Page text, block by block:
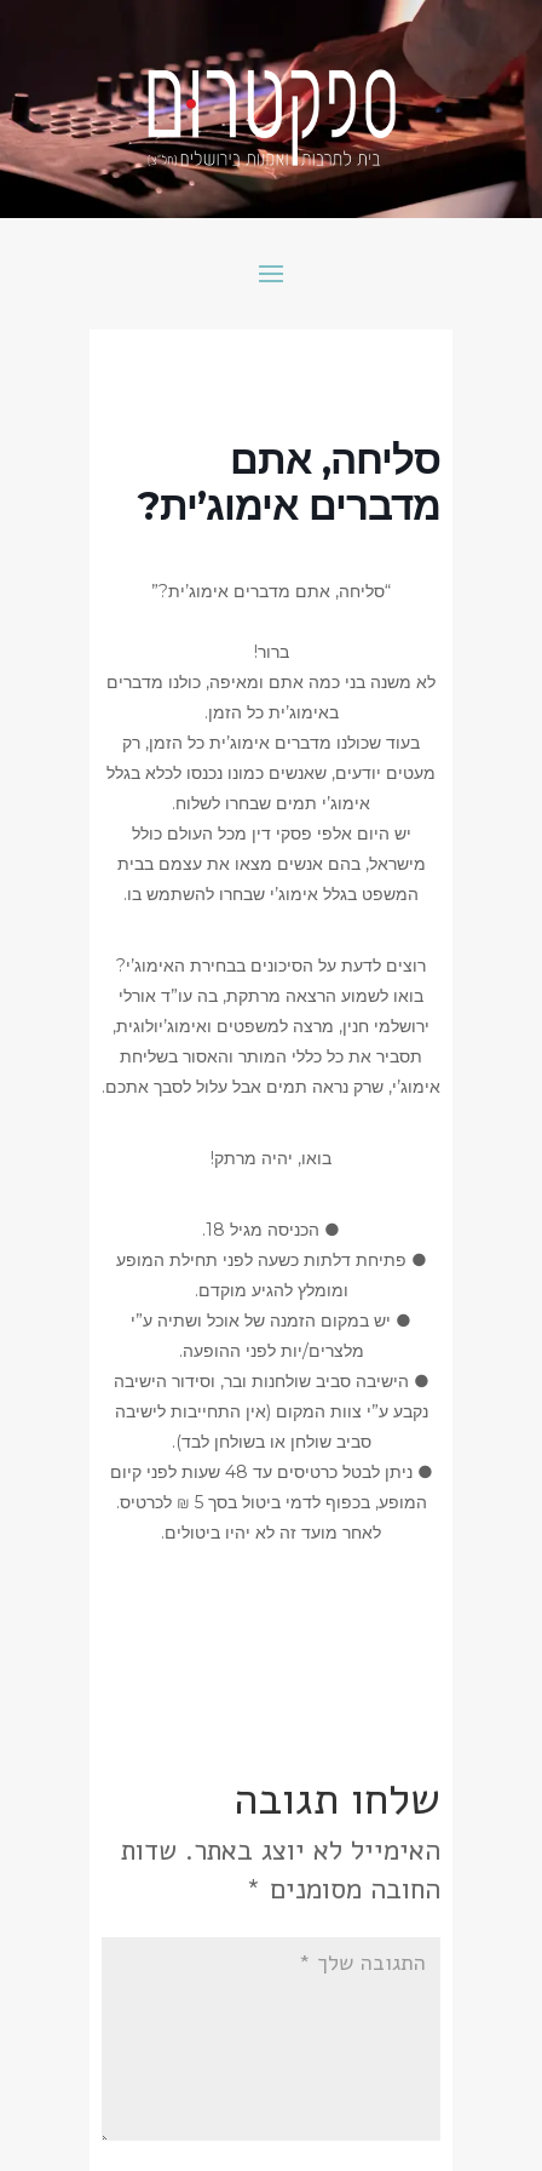
סליחה, אתם
מדברים אימוג’ית?
“סליחה, אתם מדברים אימוג’ית?”
ברור!
לא משנה בני כמה אתם ומאיפה, כולנו מדברים
באימוג’ית כל הזמן.
בעוד שכולנו מדברים אימוג’ית כל הזמן, רק
מעטים יודעים, שאנשים כמונו נכנסו לכלא בגלל
אימוג’י תמים שבחרו לשלוח.
יש היום אלפי פסקי דין מכל העולם כולל
מישראל, בהם אנשים מצאו את עצמם בבית
המשפט בגלל אימוג’י שבחרו להשתמש בו.
רוצים לדעת על הסיכונים בבחירת האימוג’י?
בואו לשמוע הרצאה מרתקת, בה עו”ד אורלי
ירושלמי חנין, מרצה למשפטים ואימוג’יולוגית,
תסביר את כל כללי המותר והאסור בשליחת
אימוג’י, שרק נראה תמים אבל עלול לסבך אתכם.
בואו, יהיה מרתק!
● הכניסה מגיל 18.
● פתיחת דלתות כשעה לפני תחילת המופע
ומומלץ להגיע מוקדם.
● יש במקום הזמנה של אוכל ושתיה ע”י
מלצרים/יות לפני ההופעה.
● הישיבה סביב שולחנות ובר, וסידור הישיבה
נקבע ע”י צוות המקום (אין התחייבות לישיבה
סביב שולחן או בשולחן לבד).
● ניתן לבטל כרטיסים עד 48 שעות לפני קיום
המופע, בכפוף לדמי ביטול בסך 5 ₪ לכרטיס.
לאחר מועד זה לא יהיו ביטולים.
שלחו תגובה
האימייל לא יוצג באתר. שדות
החובה מסומנים *